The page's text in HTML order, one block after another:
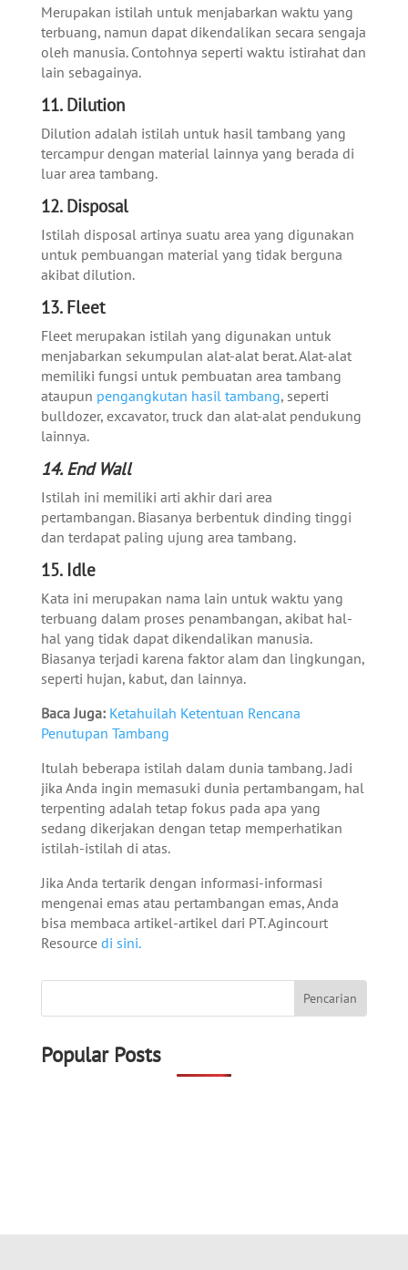
Merupakan istilah untuk menjabarkan waktu yang
terbuang, namun dapat dikendalikan secara sengaja
oleh manusia. Contohnya seperti waktu istirahat dan
lain sebagainya.
11. Dilution
Dilution adalah istilah untuk hasil tambang yang
tercampur dengan material lainnya yang berada di
luar area tambang.
12. Disposal
Istilah disposal artinya suatu area yang digunakan
untuk pembuangan material yang tidak berguna
akibat dilution.
13. Fleet
Fleet merupakan istilah yang digunakan untuk
menjabarkan sekumpulan alat-alat berat. Alat-alat
memiliki fungsi untuk pembuatan area tambang
ataupun pengangkutan hasil tambang, seperti
bulldozer, excavator, truck dan alat-alat pendukung
lainnya.
14. End Wall
Istilah ini memiliki arti akhir dari area
pertambangan. Biasanya berbentuk dinding tinggi
dan terdapat paling ujung area tambang.
15. Idle
Kata ini merupakan nama lain untuk waktu yang
terbuang dalam proses penambangan, akibat hal-
hal yang tidak dapat dikendalikan manusia.
Biasanya terjadi karena faktor alam dan lingkungan,
seperti hujan, kabut, dan lainnya.
Baca Juga: Ketahuilah Ketentuan Rencana
Penutupan Tambang
Itulah beberapa istilah dalam dunia tambang. Jadi
jika Anda ingin memasuki dunia pertambangam, hal
terpenting adalah tetap fokus pada apa yang
sedang dikerjakan dengan tetap memperhatikan
istilah-istilah di atas.
Jika Anda tertarik dengan informasi-informasi
mengenai emas atau pertambangan emas, Anda
bisa membaca artikel-artikel dari PT. Agincourt
Resource di sini.
Popular Posts